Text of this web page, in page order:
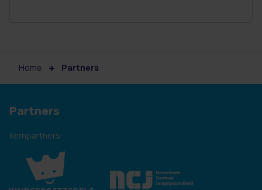
Home Partners
Partners
Kernpartners: